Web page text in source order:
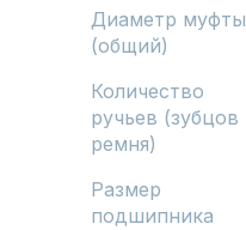
Диаметр муфты
(общий)
Количество
ручьев (зубцов
ремня)
Размер
подшипника